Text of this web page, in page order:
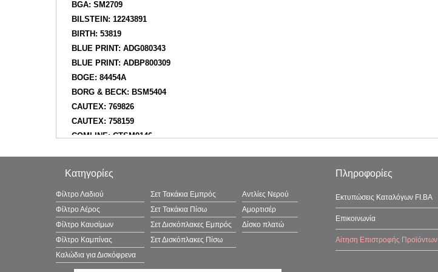
BGA: SM2709
BILSTEIN: 12243891
BIRTH: 53819
BLUE PRINT: ADG080343
BLUE PRINT: ADBP800309
BOGE: 84454A
BORG & BECK: BSM5404
CAUTEX: 769826
CAUTEX: 758159
COMLINE: CTSM9146
CTR: GA0011
DACO Germany: 151302
DACO Germany: 151304
DELPHI: BSJ10116
DENCKERMANN: D600128
DYNAMATRIX: DS120042
Κατηγορίες
Φίλτρο Λαδιού Σετ Τακάκια Εμπρός
Αντλίες Νερού
Φίλτρο Αέρος
Σετ Τακάκια Πίσω
Αμορτισέρ
Φίλτρο Καυσίμων
Σετ Δισκόπλακες Εμπρός
Δίσκο πλατώ
Φίλτρο Καμπίνας
Σετ Δισκόπλακες Πίσω
Καλώδια για Δισκόφρενα
Πληροφορίες
Εκτυπώσεις Καταλόγων FI.BA
Επικοινωνία
Αίτηση Επιστροφής Προϊόντων